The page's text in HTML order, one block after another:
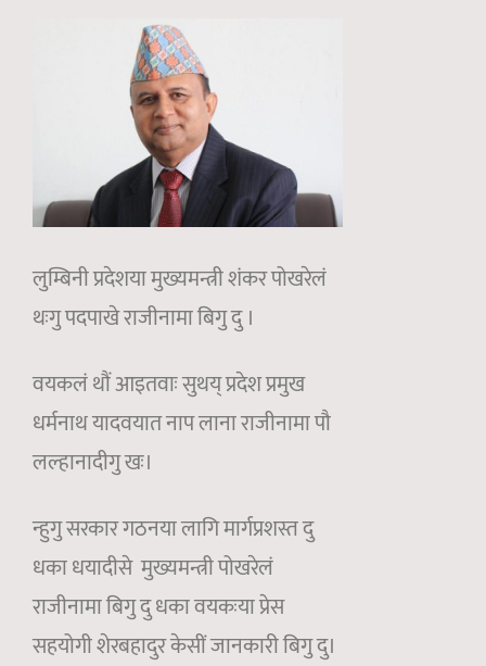
लुम्बिनी प्रदेशया मुख्यमन्त्री शंकर पोखरेलं
थःगु पदपाखे राजीनामा बिगु दु ।
वयकलं थौं आइतवाः सुथय् प्रदेश प्रमुख
धर्मनाथ यादवयात नाप लाना राजीनामा पौ
लल्हानादीगु खः।
न्हुगु सरकार गठनया लागि मार्गप्रशस्त दु
धका धयादीसे मुख्यमन्त्री पोखरेलं
राजीनामा बिगु दु धका वयकःया प्रेस
सहयोगी शेरबहादुर केसीं जानकारी बिगु दु।